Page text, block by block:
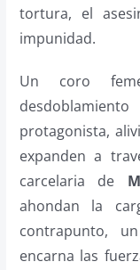
tortura, el
impunidad.
Un coro
protagonista,
expanden a
carcelaria de
ahondan la
contrapunto,
encarna las